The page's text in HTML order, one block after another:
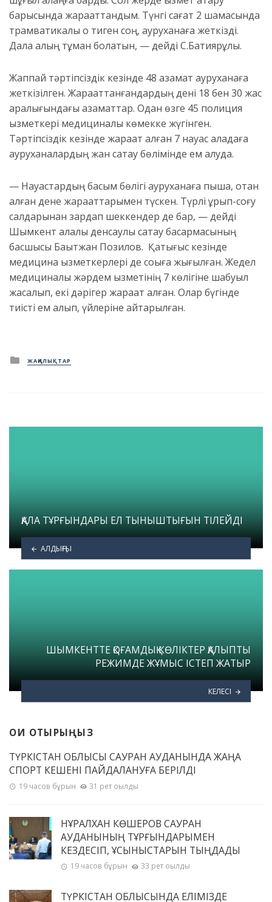
барысында жарақаттандым. Түнгі сағат 2 шамасында
трамватикалық оқ тиген соң, ауруханаға жеткізді.
Дала қалың тұман болатын, — дейді С.Бақтиярұлы.
Жаппай тәртіпсіздік кезінде 48 азамат ауруханаға
жеткізілген. Жарақаттанғандардың дені 18 бен 30 жас
аралығындағы азаматтар. Одан өзге 45 полиция
қызметкері медициналық көмекке жүгінген.
Тәртіпсіздік кезінде жарақат алған 7 науқас қаладаға
ауруханалардың жан сақтау бөлімінде ем алуда.
— Науқастардың басым бөлігі ауруханаға пышақ, оқтан
алған дене жарақаттарымен түскен. Түрлі ұрып-соғу
салдарынан зардап шеккендер де бар, — дейді
Шымкент қалалық денсаулық сақтау басқармасының
басшысы Бақытжан Позилов. Қақтығыс кезінде
медицина қызметкерлері де соққыға жығылған. Жедел
медициналық жәрдем қызметінің 7 көлігіне шабуыл
жасалып, екі дәрігер жарақат алған. Олар бүгінде
тиісті ем алып, үйлеріне қайтарылған.
Posted
in
ЖАҢАЛЫҚТАР
ҚАЛА ТҰРҒЫНДАРЫ ЕЛ ТЫНЫШТЫҒЫН ТІЛЕЙДІ
АЛДЫҢҒЫ
ШЫМКЕНТТЕ ҚОҒАМДЫҚ КӨЛІКТЕР ҚАЛЫПТЫ
РЕЖИМДЕ ЖҰМЫС ІСТЕП ЖАТЫР
КЕЛЕСІ
ОҚИ ОТЫРЫҢЫЗ
ТҮРКІСТАН ОБЛЫСЫ САУРАН АУДАНЫНДА ЖАҢА
СПОРТ КЕШЕНІ ПАЙДАЛАНУҒА БЕРІЛДІ
19 часов бұрын 31 рет оқылды
НҰРАЛХАН КӨШЕРОВ САУРАН
АУДАНЫНЫҢ ТҰРҒЫНДАРЫМЕН
КЕЗДЕСІП, ҰСЫНЫСТАРЫН ТЫҢДАДЫ
19 часов бұрын 33 рет оқылды
ТҮРКІСТАН ОБЛЫСЫНДА ЕЛІМІЗДЕ